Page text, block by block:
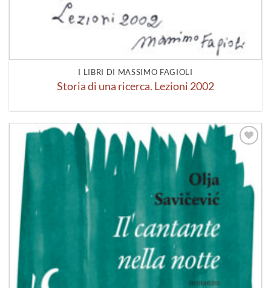
I LIBRI DI MASSIMO FAGIOLI
Storia di una ricerca. Lezioni 2002
Aggiungi
alla lista
dei